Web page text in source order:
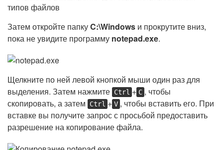
Затем откройте папкуC:\Windows и прокрутите вниз,
пока не увидите программу notepad.exe.
Щелкните по ней левой кнопкой мыши один раз для
выделения. Затем нажмите Ctrl + C , чтобы
скопировать, а затем
Ctrl + V , чтобы вставить его. При
вставке вы получите запрос с просьбой предоставить
разрешение на копирование файла.